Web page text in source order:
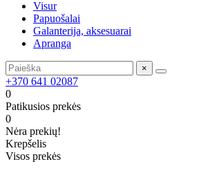
Visur
Papuošalai
Galanterija, aksesuarai
Apranga
×
+370 641 02087
0
Patikusios prekės
0
Nėra prekių!
Krepšelis
Visos prekės